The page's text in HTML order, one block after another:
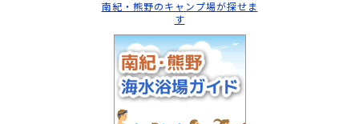
南紀・熊野のキャンプ場が探せま
す